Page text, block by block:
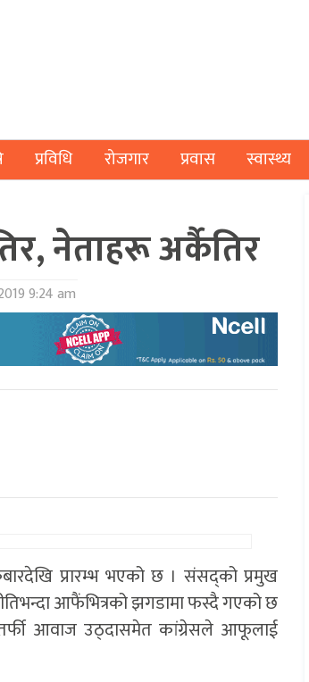
प्रविधि रोजगार प्रवास स्वास्थ्य
नेताहरू अर्कैतिर
9:24 am
प्रारम्भ भएको छ । संसद्को प्रमुख
आफैंभित्रको झगडामा फस्दै गएको छ
आवाज उठ्दासमेत कांग्रेसले आफूलाई